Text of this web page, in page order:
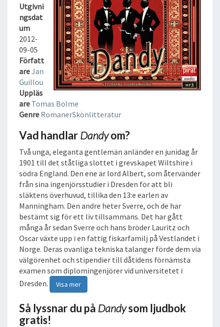
D
B
O
K
Utgivni
ngsdat
um
2012-
09-05
Författ
areJan
Guillou
Uppläs
are Tomas Bolme
Genre RomanerSkönlitteratur
Vad handlarDandyom?
Två unga, eleganta gentlemän anländer en junidag år
1901 till det ståtliga slottet i grevskapet Wiltshire i
södra England. Den ene är lord Albert, som återvänder
från sina ingenjörsstudier i Dresden för att bli
släktens överhuvud, tillika den 13:e earlen av
Manningham. Den andre heter Sverre, och de har
bestämt sig för ett liv tillsammans. Det har gått
många år sedan Sverre och hans bröder Lauritz och
Oscar växte upp i en fattig fiskarfamilj på Vestlandet i
Norge. Deras ovanliga tekniska talanger förde dem via
välgörenhet och stipendier till dåtidens förnämsta
examen som diplomingenjörer vid universitetet i
Dresden.
Visa mer
Så lyssnar du på Dandysom ljudbok
gratis!